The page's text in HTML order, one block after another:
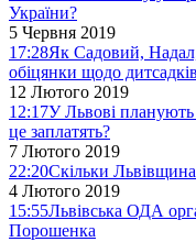
України?
5 Червня 2019
17:28Як Садовий,
обіцянки щодо дитсадків
12 Лютого 2019
12:17У Львові планують
це заплатять?
7 Лютого 2019
22:20Скільки
4 Лютого 2019
15:55Львівська ОДА
Порошенка